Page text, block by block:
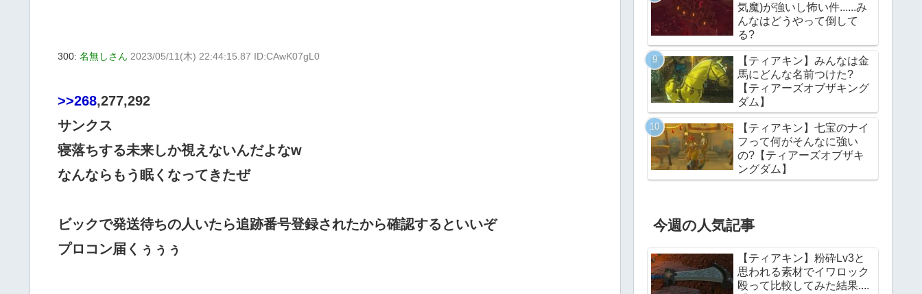
300: 名無しさん 2023/05/11(木) 22:44:15.87 ID:CAwK07gL0
>>268,277,292
サンクス
寝落ちする未来しか視えないんだよなw
なんならもう眠くなってきたぜ
ビックで発送待ちの人いたら追跡番号登録されたから確認するといいぞ
プロコン届くぅぅぅ
気魔)が強いし怖い件......み
んなはどうやって倒して
る?
【ティアキン】みんなは金
馬にどんな名前つけた?
【ティアーズオブザキング
ダム】
【ティアキン】七宝のナイ
フって何がそんなに強い
の?【ティアーズオブザキ
ングダム】
今週の人気記事
【ティアキン】粉砕Lv3と
思われる素材でイワロック
殴って比較してみた結果....